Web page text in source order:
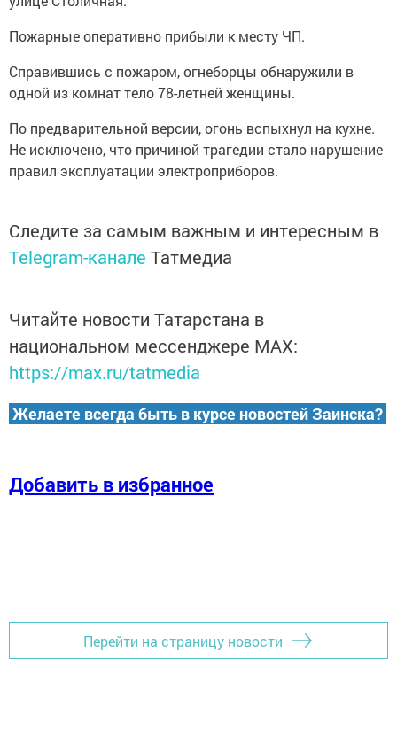
Пожарные оперативно прибыли к месту ЧП.
Справившись с пожаром, огнеборцы обнаружили в
одной из комнат тело 78-летней женщины.
По предварительной версии, огонь вспыхнул на кухне.
Не исключено, что причиной трагедии стало нарушение
правил эксплуатации электроприборов.
Следите за самым важным и интересным в
Telegram-канале Татмедиа
Читайте новости Татарстана в
национальном мессенджере MАХ:
https://max.ru/tatmedia
Желаете всегда быть в курсе новостей Заинска?
Добавить в избранное
Перейти на страницу новости